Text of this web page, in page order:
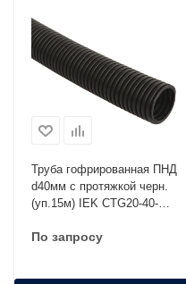
Труба гофрированная ПНД
d40мм с протяжкой черн.
(уп.15м) IEK CTG20-40-
По запросу